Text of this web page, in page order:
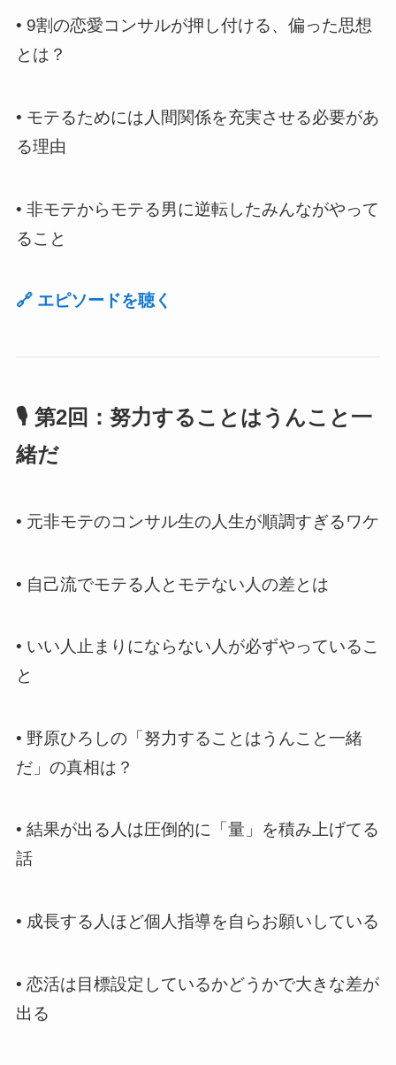
• 9割の恋愛コンサルが押し付ける、偏った思想
とは？
• モテるためには人間関係を充実させる必要があ
る理由
• 非モテからモテる男に逆転したみんながやって
ること
🔗 エピソードを聴く
🎙️ 第2回：努力することはうんこと一
緒だ
• 元非モテのコンサル生の人生が順調すぎるワケ
• 自己流でモテる人とモテない人の差とは
• いい人止まりにならない人が必ずやっているこ
と
• 野原ひろしの「努力することはうんこと一緒
だ」の真相は？
• 結果が出る人は圧倒的に「量」を積み上げてる
話
• 成長する人ほど個人指導を自らお願いしている
• 恋活は目標設定しているかどうかで大きな差が
出る